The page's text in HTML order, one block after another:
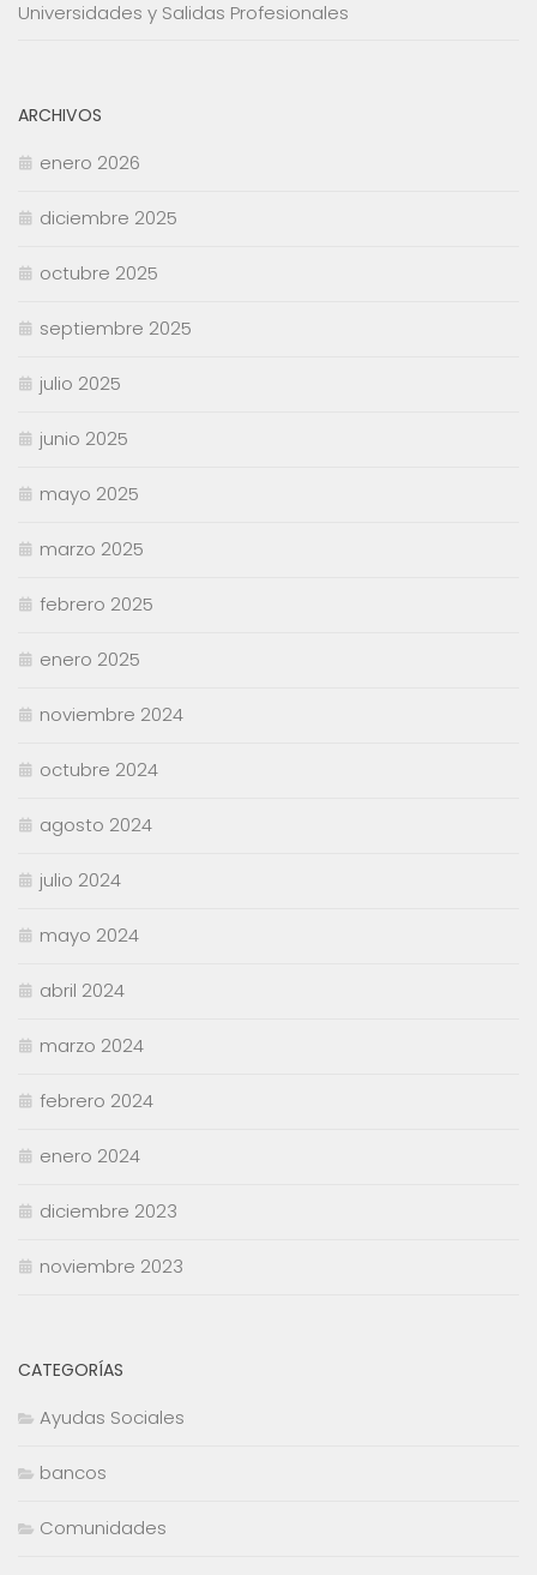
Universidades y Salidas Profesionales
ARCHIVOS
enero 2026
diciembre 2025
octubre 2025
septiembre 2025
julio 2025
junio 2025
mayo 2025
marzo 2025
febrero 2025
enero 2025
noviembre 2024
octubre 2024
agosto 2024
julio 2024
mayo 2024
abril 2024
marzo 2024
febrero 2024
enero 2024
diciembre 2023
noviembre 2023
CATEGORÍAS
Ayudas Sociales
bancos
Comunidades